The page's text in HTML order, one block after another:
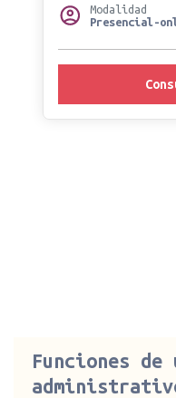
Modalidad
Presencial-
Funciones